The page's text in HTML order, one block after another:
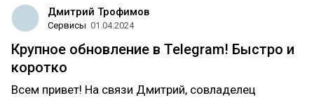
Дмитрий Трофимов
Сервисы 01.04.2024
Крупное обновление в Telegram! Быстро и
коротко
Всем привет! На связи Дмитрий, совладелец